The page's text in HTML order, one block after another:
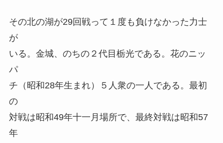
その北の湖が29回戦って１度も負けなかった力士
が
いる。金城、のちの２代目栃光である。花のニッ
パ
チ（昭和28年生まれ）５人衆の一人である。最初
の
対戦は昭和49年十一月場所で、最終対戦は昭和57
年